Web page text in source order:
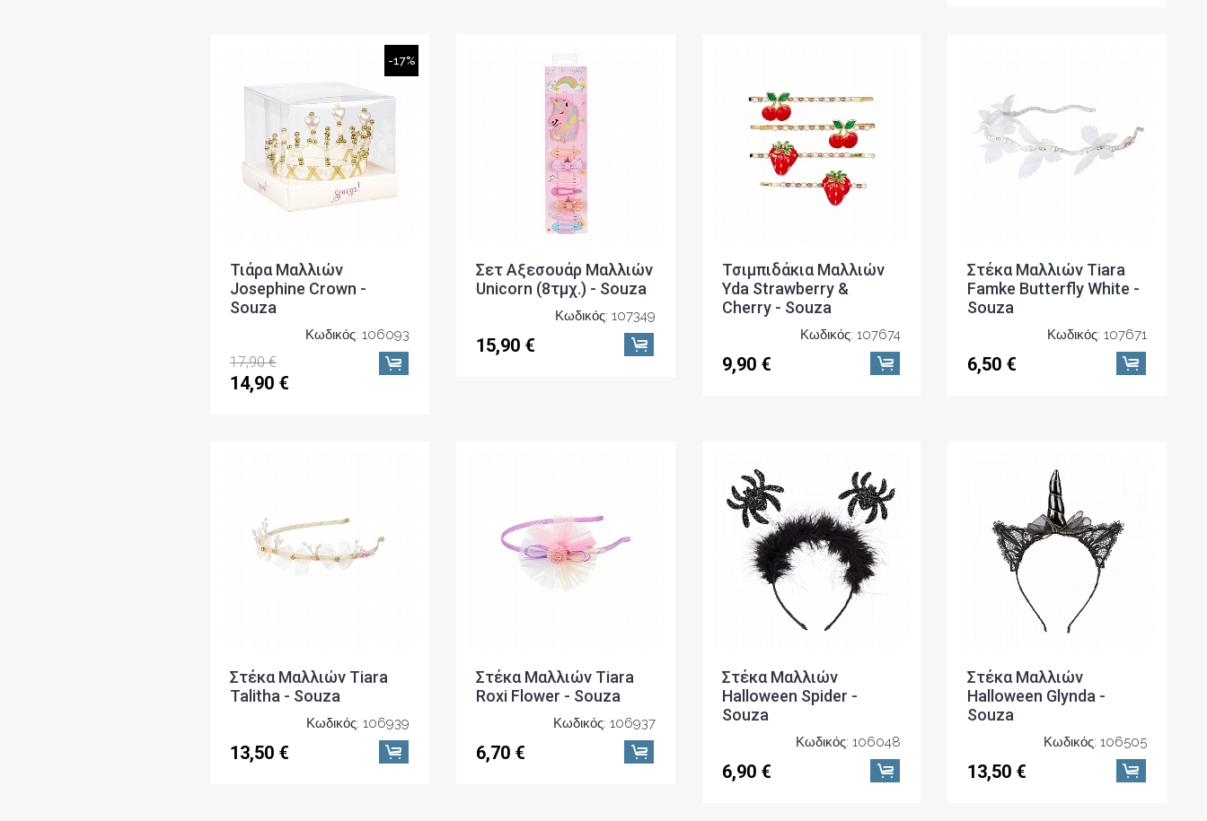
-17%
Τιάρα Μαλλιών
Josephine Crown -
Souza
Κωδικός: 106093
17,90 €
14,90 €
Σετ Αξεσουάρ Μαλλιών
Unicorn (8τμχ.) - Souza
Κωδικός: 107349
15,90 €
Τσιμπιδάκια Μαλλιών
Yda Strawberry &
Cherry - Souza
Κωδικός: 107674
9,90 €
Στέκα Μαλλιών Tiara
Famke Butterfly White -
Souza
Κωδικός: 107671
6,50 €
Στέκα Μαλλιών Tiara
Talitha - Souza
Κωδικός: 106939
13,50 €
Στέκα Μαλλιών Tiara
Roxi Flower - Souza
Κωδικός: 106937
6,70 €
Στέκα Μαλλιών
Halloween Spider -
Souza
Κωδικός: 106048
6,90 €
Στέκα Μαλλιών
Halloween Glynda -
Souza
Κωδικός: 106505
13,50 €